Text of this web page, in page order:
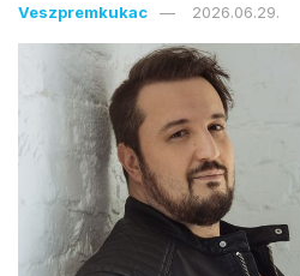
Veszpremkukac 2026.06.29.